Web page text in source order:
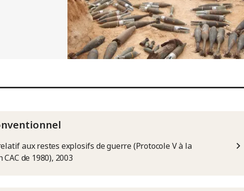
aux restes explosifs de guerre (Protocole V à la
de 1980), 2003